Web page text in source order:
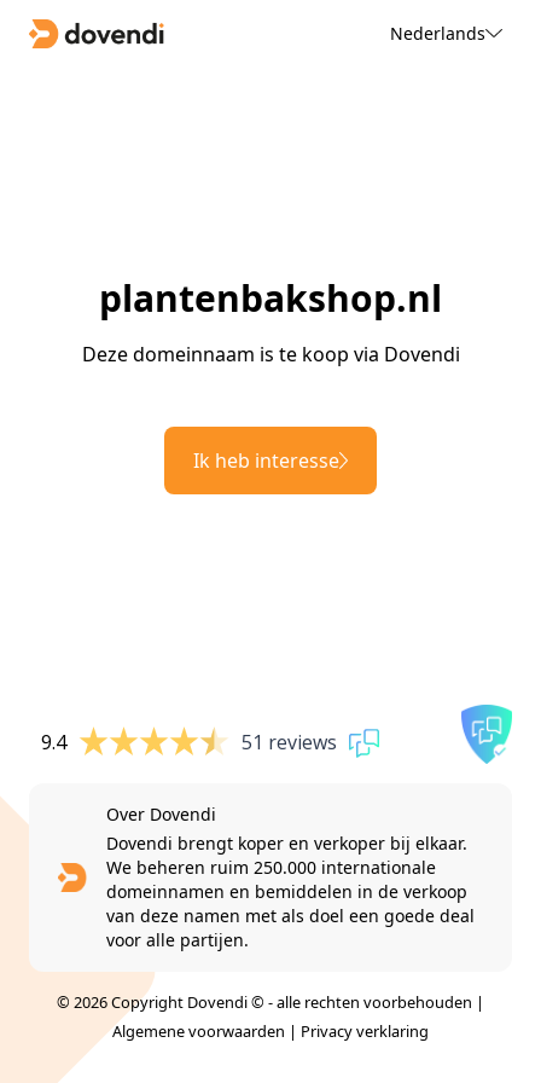
Nederlands
plantenbakshop.nl
Deze domeinnaam is te koop via Dovendi
Ik heb interesse
9.4 51 reviews
Over Dovendi
Dovendi brengt koper en verkoper bij elkaar.
We beheren ruim 250.000 internationale
domeinnamen en bemiddelen in de verkoop
van deze namen met als doel een goede deal
voor alle partijen.
© 2026 Copyright Dovendi © - alle rechten voorbehouden |
Algemene voorwaarden | Privacy verklaring